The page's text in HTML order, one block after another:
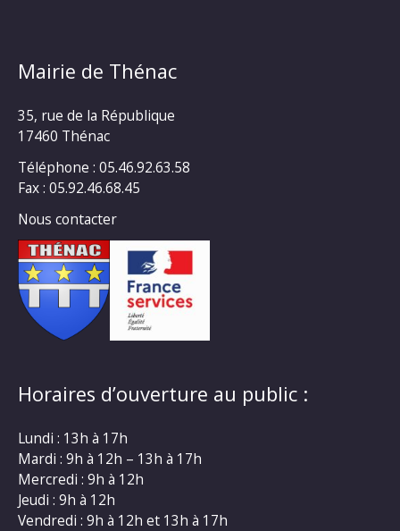
Mairie de Thénac
35, rue de la République
17460 Thénac
Téléphone : 05.46.92.63.58
Fax : 05.92.46.68.45
Nous contacter
Horaires d’ouverture au public :
Lundi : 13h à 17h
Mardi : 9h à 12h – 13h à 17h
Mercredi : 9h à 12h
Jeudi : 9h à 12h
Vendredi : 9h à 12h et 13h à 17h